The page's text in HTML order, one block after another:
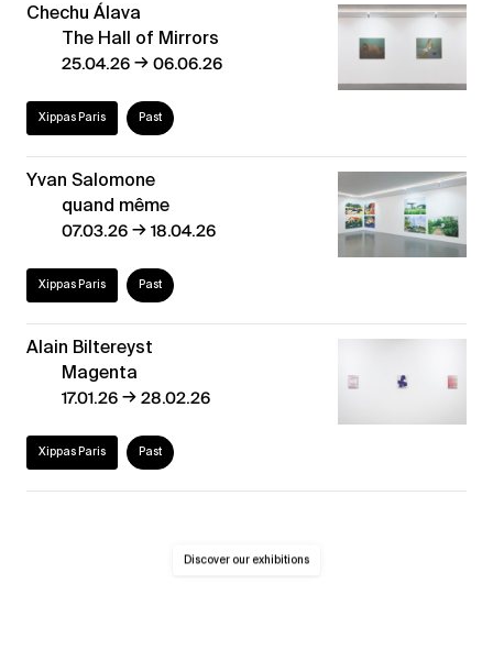
Chechu Álava
The Hall of Mirrors
25.04.26→06.06.26
Xippas Paris Past
Yvan Salomone
quand même
07.03.26→18.04.26
Xippas Paris Past
Alain Biltereyst
Magenta
17.01.26→28.02.26
Xippas Paris Past
Discover our exhibitions